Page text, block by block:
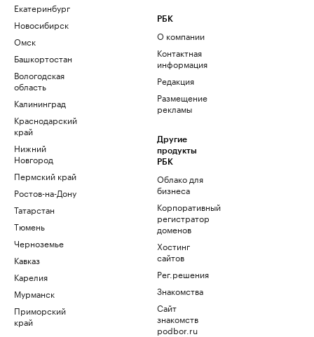
Екатеринбург
Новосибирск
Омск
Башкортостан
Вологодская
область
Калининград
Краснодарский
край
Нижний
Новгород
Пермский край
Ростов-на-Дону
Татарстан
Тюмень
Черноземье
Кавказ
Карелия
Мурманск
Приморский
край
РБК
О компании
Контактная
информация
Редакция
Размещение
рекламы
Другие
продукты
РБК
Облако для
бизнеса
Корпоративный
регистратор
доменов
Хостинг
сайтов
Рег.решения
Знакомства
Сайт
знакомств
podbor.ru